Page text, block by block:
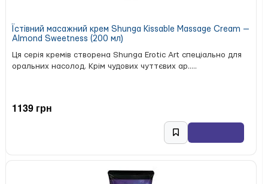
Їстівний масажний крем Shunga Kissable Massage Cream —
Almond Sweetness (200 мл)
Ця серія кремів створена Shunga Erotic Art спеціально для
оральних насолод. Крім чудових чуттєвих ар.....
1139 грн